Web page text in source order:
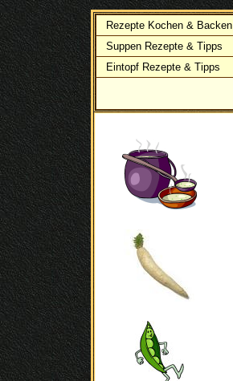
Rezepte Kochen & Backen
Suppen Rezepte & Tipps
Eintopf Rezepte & Tipps